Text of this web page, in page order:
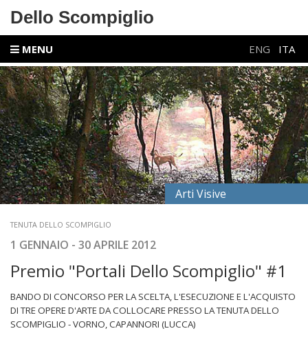
Dello Scompiglio
MENU ENG ITA
Arti Visive
TENUTA DELLO SCOMPIGLIO
1 GENNAIO - 30 APRILE 2012
Premio "Portali Dello Scompiglio" #1
BANDO DI CONCORSO PER LA SCELTA, L'ESECUZIONE E L'ACQUISTO
DI TRE OPERE D'ARTE DA COLLOCARE PRESSO LA TENUTA DELLO
SCOMPIGLIO - VORNO, CAPANNORI (LUCCA)